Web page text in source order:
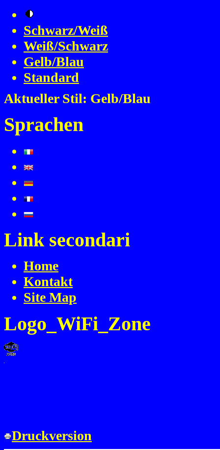
Schwarz/Weiß
Weiß/Schwarz
Gelb/Blau
Standard
Aktueller Stil: Gelb/Blau
Sprachen
Link secondari
Home
Kontakt
Site Map
Logo_WiFi_Zone
Druckversion